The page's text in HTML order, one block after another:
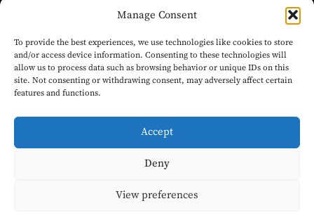
Manage Consent
To provide the best experiences, we use technologies like cookies to store
and/or access device information. Consenting to these technologies will
allow us to process data such as browsing behavior or unique IDs on this
site. Not consenting or withdrawing consent, may adversely affect certain
features and functions.
Accept
Deny
View preferences
© 2026 Barbecue World ®.
Plancha en Media Luna de Hierro Fundido